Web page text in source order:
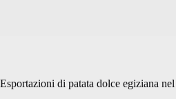
Esportazioni di patata dolce egiziana